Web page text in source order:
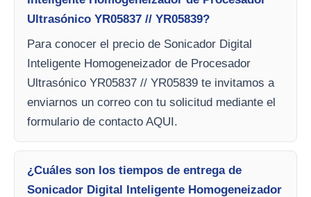
Ultrasónico YR05837 // YR05839?
Para conocer el precio de Sonicador Digital
Inteligente Homogeneizador de Procesador
Ultrasónico YR05837 // YR05839 te invitamos a
enviarnos un correo con tu solicitud mediante el
formulario de contacto AQUI.
¿Cuáles son los tiempos de entrega de
Sonicador Digital Inteligente Homogeneizador